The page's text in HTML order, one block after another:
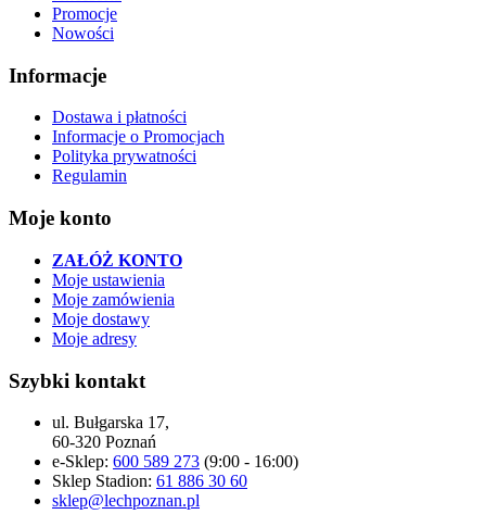
Promocje
Nowości
Informacje
Dostawa i płatności
Informacje o Promocjach
Polityka prywatności
Regulamin
Moje konto
ZAŁÓŻ KONTO
Moje ustawienia
Moje zamówienia
Moje dostawy
Moje adresy
Szybki kontakt
ul. Bułgarska 17,
60-320 Poznań
e-Sklep: 600 589 273 (9:00 - 16:00)
Sklep Stadion: 61 886 30 60
sklep@lechpoznan.pl